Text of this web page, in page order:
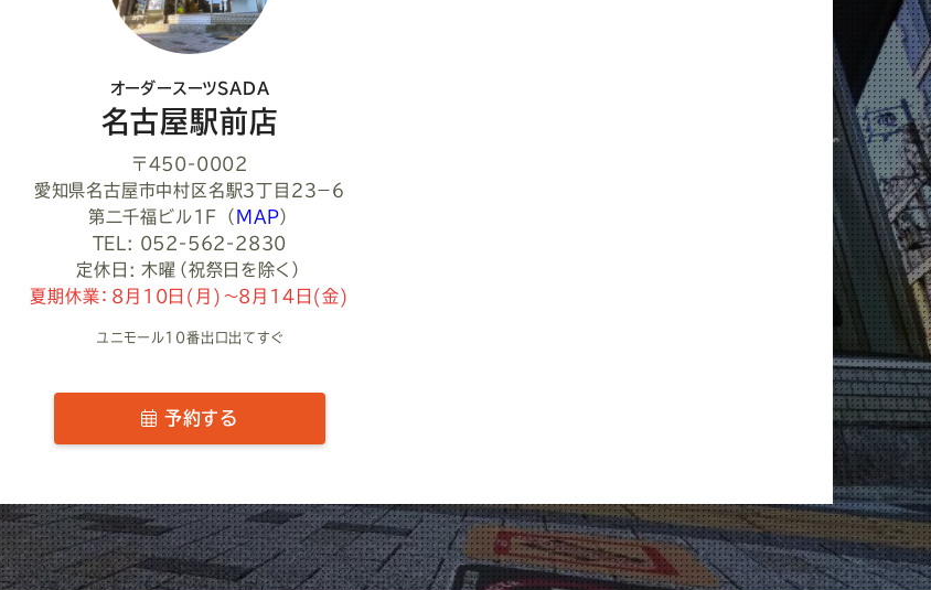
い
オーダースーツSADA
名古屋駅前店
〒450-0002
愛知県名古屋市中村区名駅３丁目２３−６
第二千福ビル1F
（ MAP）
TEL: 052-562-2830
定休日: 木曜（祝祭日を除く）
夏期休業：8月10日(月)～8月14日(金)
ユニモール10番出口出てすぐ
予約する